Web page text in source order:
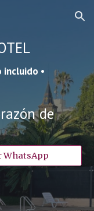
Skip to navigation
incluido •
de
WhatsApp